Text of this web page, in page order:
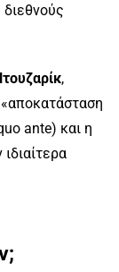
,
ante) και η